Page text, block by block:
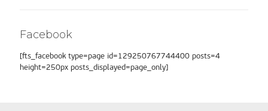
Facebook
[fts_facebook type=page id=129250767744400 posts=4
height=250px posts_displayed=page_only]